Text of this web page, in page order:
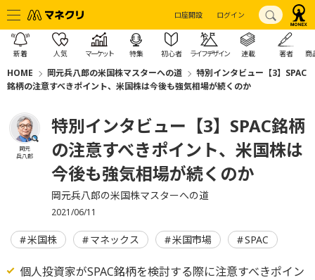
口座開設 ログイン
新着 人気 マーケット 特集 初心者 ライフデザイン 連載 著者 商
HOME 岡元兵八郎の米国株マスターへの道
特別インタビュー【3】SPAC
銘柄の注意すべきポイント、米国株は今後も強気相場が続くのか
岡元
兵八郎
特別インタビュー【3】SPAC銘柄
の注意すべきポイント、米国株は
今後も強気相場が続くのか
岡元兵八郎の米国株マスターへの道
2021/06/11
米国株 マネックス 米国市場 SPAC
個人投資家がSPAC銘柄を検討する際に注意すべきポイン